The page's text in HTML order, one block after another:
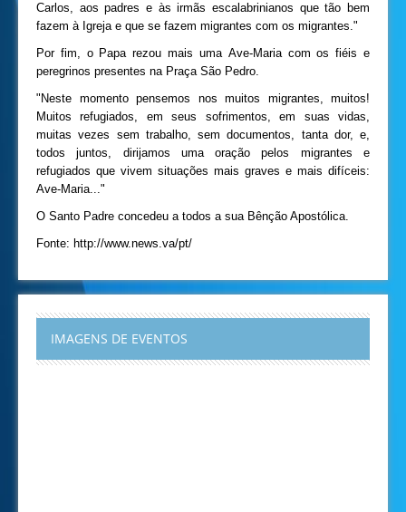
Carlos, aos padres e às irmãs escalabrinianos que tão bem
fazem à Igreja e que se fazem migrantes com os migrantes."
Por fim, o Papa rezou mais uma Ave-Maria com os fiéis e
peregrinos presentes na Praça São Pedro.
"Neste momento pensemos nos muitos migrantes, muitos!
Muitos refugiados, em seus sofrimentos, em suas vidas,
muitas vezes sem trabalho, sem documentos, tanta dor, e,
todos juntos, dirijamos uma oração pelos migrantes e
refugiados que vivem situações mais graves e mais difíceis:
Ave-Maria..."
O Santo Padre concedeu a todos a sua Bênção Apostólica.
Fonte: http://www.news.va/pt/
IMAGENS DE EVENTOS